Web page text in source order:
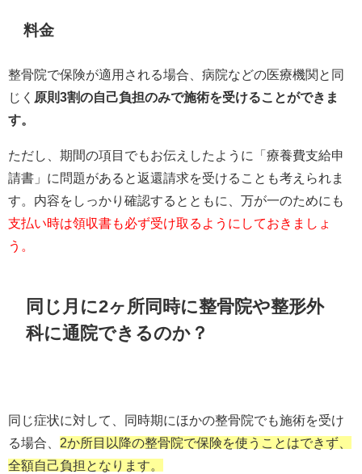
料金
整骨院で保険が適用される場合、病院などの医療機関と同
じく 原則3割の自己負担のみで施術を受けることができま
す。
ただし、期間の項目でもお伝えしたように「療養費支給申
請書」に問題があると返還請求を受けることも考えられま
す。内容をしっかり確認するとともに、万が一のためにも
支払い時は領収書も必ず受け取るようにしておきましょ
う。
同じ月に2ヶ所同時に整骨院や整形外
科に通院できるのか？
同じ症状に対して、同時期にほかの整骨院でも施術を受け
る場合、 2か所目以降の整骨院で保険を使うことはできず、
全額自己負担となります。